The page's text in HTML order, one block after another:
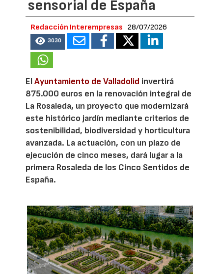
sensorial de España
Redacción Interempresas 28/07/2026
3030
ElAyuntamiento de Valladolid invertirá
875.000 euros en la renovación integral de
La Rosaleda, un proyecto que modernizará
este histórico jardín mediante criterios de
sostenibilidad, biodiversidad y horticultura
avanzada. La actuación, con un plazo de
ejecución de cinco meses, dará lugar a la
primera Rosaleda de los Cinco Sentidos de
España.